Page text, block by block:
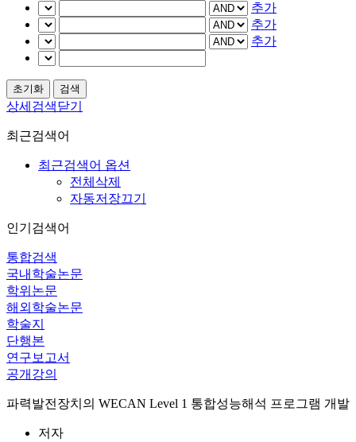
추가
추가
추가
상세검색닫기
최근검색어
최근검색어 옵션
전체삭제
자동저장끄기
인기검색어
통합검색
국내학술논문
학위논문
해외학술논문
학술지
단행본
연구보고서
공개강의
파력발전장치의 WECAN Level 1 통합성능해석 프로그램 개발
저자